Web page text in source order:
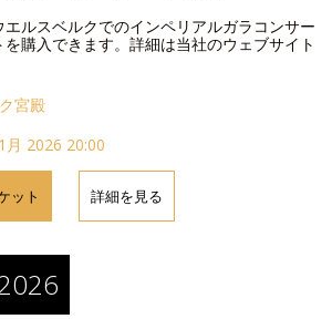
ルスベルクでのインペリアルガラコンサー
を購入できます。詳細は当社のウェブサイト
宮殿
月 2026 20:00
ット 詳細を見る